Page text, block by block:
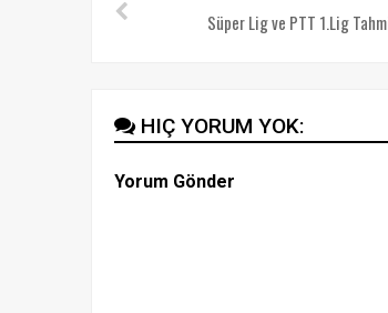
Süper Lig ve PTT 1.Lig
HIÇ YORUM YOK:
Yorum Gönder